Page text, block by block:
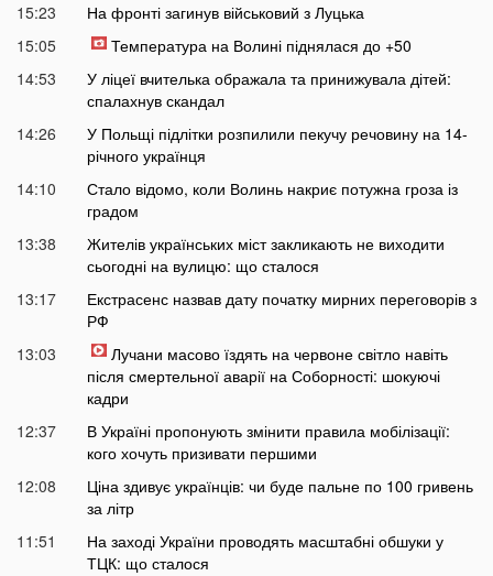
15:23
На фронті загинув військовий з Луцька
15:05
Температура на Волині піднялася до +50
14:53
У ліцеї вчителька ображала та принижувала дітей:
спалахнув скандал
14:26
У Польщі підлітки розпилили пекучу речовину на 14-
річного українця
14:10
Стало відомо, коли Волинь накриє потужна гроза із
градом
13:38
Жителів українських міст закликають не виходити
сьогодні на вулицю: що сталося
13:17
Екстрасенс назвав дату початку мирних переговорів з
РФ
13:03
Лучани масово їздять на червоне світло навіть
після смертельної аварії на Соборності: шокуючі
кадри
12:37
В Україні пропонують змінити правила мобілізації:
кого хочуть призивати першими
12:08
Ціна здивує українців: чи буде пальне по 100 гривень
за літр
11:51
На заході України проводять масштабні обшуки у
ТЦК: що сталося